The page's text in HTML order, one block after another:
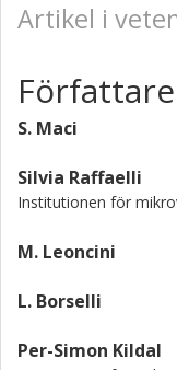
Artikel i
Författare
S. Maci
Silvia Raffaelli
Institutionen för
M. Leoncini
L. Borselli
Per-Simon Kildal